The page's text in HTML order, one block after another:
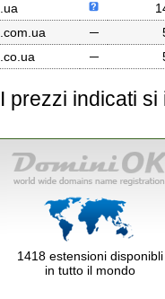
.ua
.com.ua
─
.co.ua
─
I prezzi indicati
1418 estensioni disponibli
in tutto il mondo